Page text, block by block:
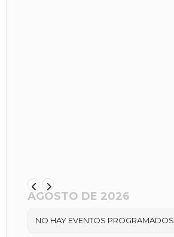
AGOSTO DE 2026
NO HAY EVENTOS PROGRAMADOS